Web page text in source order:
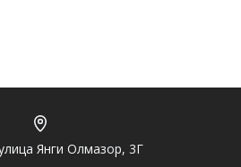
Янги Олмазор, 3Г